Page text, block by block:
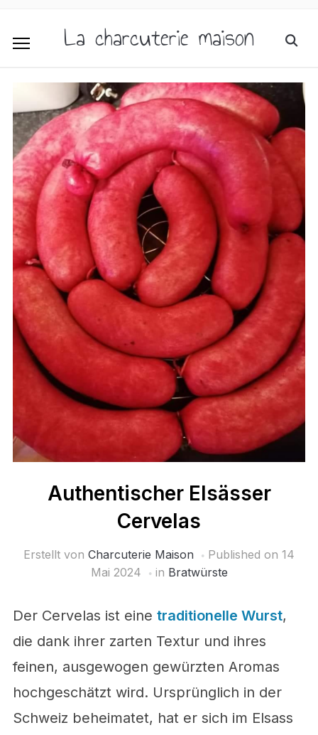
La charcuterie maison
Authentischer Elsässer
Cervelas
Erstellt von Charcuterie Maison Published on 14
Mai 2024
in Bratwürste
Der Cervelas ist eine traditionelle Wurst,
die dank ihrer zarten Textur und ihres
feinen, ausgewogen gewürzten Aromas
hochgeschätzt wird. Ursprünglich in der
Schweiz beheimatet, hat er sich im Elsass